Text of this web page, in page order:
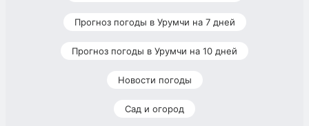
Прогноз погоды в Урумчи на 7 дней
Прогноз погоды в Урумчи на 10 дней
Новости погоды
Сад и огород